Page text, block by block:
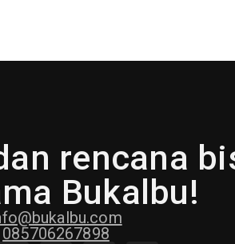
rencana
Bukalbu!
085706267898